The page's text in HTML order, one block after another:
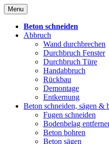
Skip
to
content
Menu
Beton schneiden
Abbruch
Wand durchbrechen
Durchbruch Fenster
Durchbruch Türe
Handabbruch
Rückbau
Demontage
Entkernung
Beton schneiden, sägen &
Fugen schneiden
Bodenbelag
Beton bohren
Beton sägen